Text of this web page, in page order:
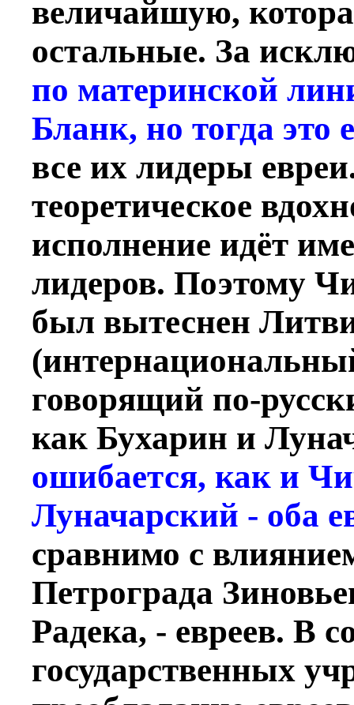
величайшую,
остальные. За
по материнской
Бланк, но тогда это
все их лидеры
теоретическое
исполнение идёт
лидеров. Поэтому
был вытеснен
говорящий по-
как Бухарин и
ошибается, как и
Луначарский - оба
сравнимо с
Петрограда
Радека, - евреев. В
государственных